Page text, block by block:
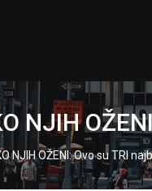
NJIH
NJIH OŽENI: Ovo su TRI